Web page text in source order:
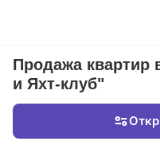
Продажа
и Яхт-клуб"